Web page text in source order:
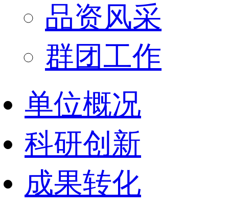
品资风采
群团工作
单位概况
科研创新
成果转化